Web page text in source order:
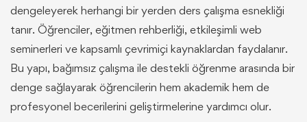
dengeleyerek herhangi bir yerden ders çalışma esnekliği
tanır. Öğrenciler, eğitmen rehberliği, etkileşimli web
seminerleri ve kapsamlı çevrimiçi kaynaklardan faydalanır.
Bu yapı, bağımsız çalışma ile destekli öğrenme arasında bir
denge sağlayarak öğrencilerin hem akademik hem de
profesyonel becerilerini geliştirmelerine yardımcı olur.